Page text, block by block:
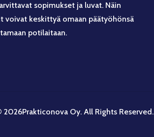
sopimukset ja luvat. Näin
voivat keskittyä omaan päätyöhönsä
potilaitaan.
2026Prakticonova Oy. All Rights Reserved.